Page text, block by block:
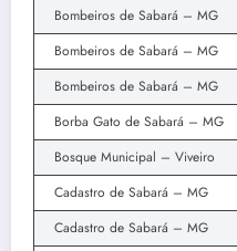
Bombeiros de Sabará – MG
Bombeiros de Sabará – MG
Bombeiros de Sabará – MG
Borba Gato de Sabará – MG
Bosque Municipal – Viveiro
Cadastro de Sabará – MG
Cadastro de Sabará – MG